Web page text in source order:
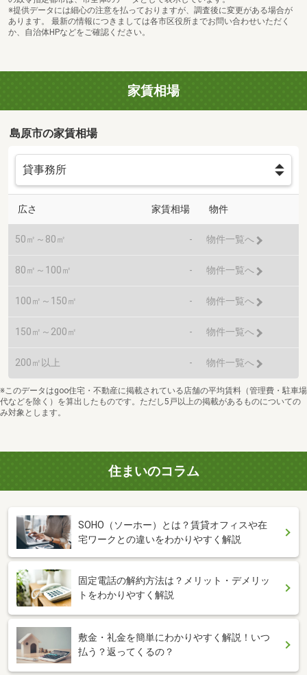
※提供データには細心の注意を払っておりますが、調査後に変更がある場合が
あります。 最新の情報につきましては各市区役所までお問い合わせいただく
か、自治体HPなどをご確認ください。
家賃相場
島原市の家賃相場
広さ 家賃相場 物件
50㎡～80㎡ - 物件一覧へ
80㎡～100㎡ - 物件一覧へ
100㎡～150㎡ - 物件一覧へ
150㎡～200㎡ - 物件一覧へ
200㎡以上 - 物件一覧へ
※このデータはgoo住宅・不動産に掲載されている店舗の平均賃料（管理費・駐車場
代などを除く）を算出したものです。ただし5戸以上の掲載があるものについての
み対象とします。
住まいのコラム
SOHO（ソーホー）とは？賃貸オフィスや在
宅ワークとの違いをわかりやすく解説
固定電話の解約方法は？メリット・デメリッ
トをわかりやすく解説
敷金・礼金を簡単にわかりやすく解説！いつ
払う？返ってくるの？